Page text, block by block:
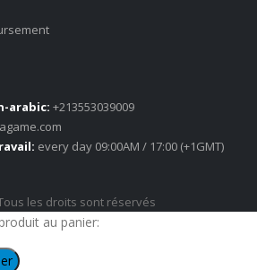
arabic: +213553039009
every day 09:00AM / 17:00 (+1GMT)
les droits sont réservés
au panier: